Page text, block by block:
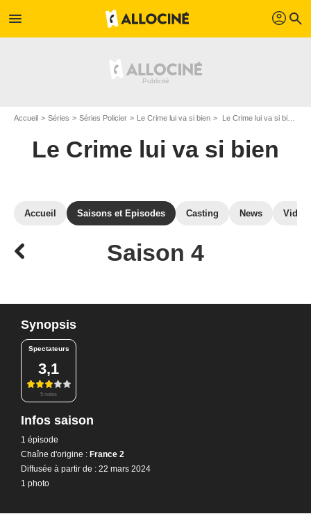
menu profil search
Accueil Séries Séries Policier Le Crime lui va si bien Le Crime lui va si bien : Episodes de la saison 4
Le Crime lui va si bien
Accueil Saisons et Episodes Casting News
Saison 4
Synopsis
Spectateurs
3,1
5 notes
Infos saison
1 épisode
Chaîne d'origine : France 2
Diffusée à partir de : 22 mars 2024
1 photo